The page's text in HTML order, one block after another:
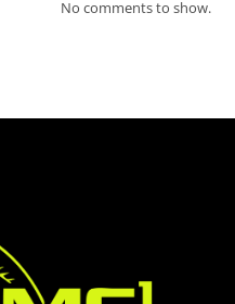
No comments to show.